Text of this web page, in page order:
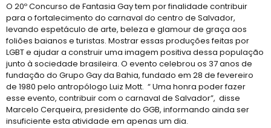
O 20º Concurso de Fantasia Gay tem por finalidade contribuir
para o fortalecimento do carnaval do centro de Salvador,
levando espetáculo de arte, beleza e glamour de graça aos
foliões baianos e turistas. Mostrar essas produções feitas por
LGBT e ajudar a construir uma imagem positiva dessa população
junto à sociedade brasileira. O evento celebrou os 37 anos de
fundação do Grupo Gay da Bahia, fundado em 28 de fevereiro
de 1980 pelo antropólogo Luiz Mott. “ Uma honra poder fazer
esse evento, contribuir com o carnaval de Salvador”, disse
Marcelo Cerqueira, presidente do GGB, informando ainda ser
insuficiente esta atividade em apenas um dia.